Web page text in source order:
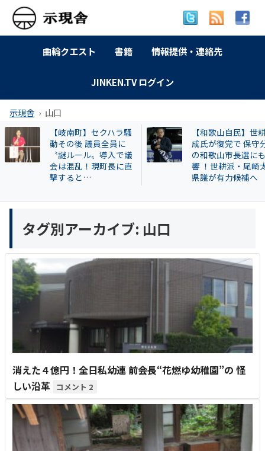
曲輪クエスト 書籍 情報提供・連絡先
JINKEN.TV ログイン
示現舎 山口
【岐南町】セクハラ騒
動その後 議員全員に
〝謎ルール〟導入で議
会は混乱！現町長に直
撃すると…
【和歌山自民】世
成氏が復党で 保守
の和歌山市長選に
響 ！世耕派・尾崎
県議が有力候補へ
タグ別アーカイブ: 山口
消えた４億円！全日私幼連 前会長“花燃ゆ幼稚園”の 怪
しい沿革
2